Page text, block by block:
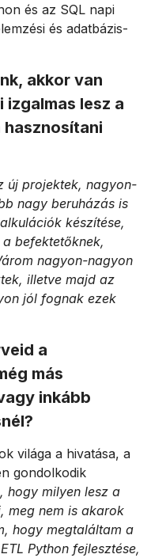
és az SQL napi
és adatbázis-
akkor van
lesz a
hasznosítani
új projektek, nagyon-
nagy beruházás is
készítése,
befektetőknek,
nagyon-nagyon
illetve majd az
jól fognak ezek
a
más
inkább
világa a hivatása, a
gondolkodik
hogy milyen lesz a
meg nem is akarok
hogy megtaláltam a
Python fejlesztése,